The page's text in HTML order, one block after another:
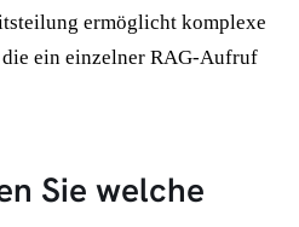
ermöglicht komplexe
ein einzelner RAG-Aufruf
Sie welche